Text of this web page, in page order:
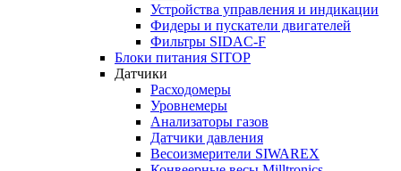
Устройства управления и индикации
Фидеры и пускатели двигателей
Фильтры SIDAC-F
Блоки питания SITOP
Датчики
Расходомеры
Уровнемеры
Анализаторы газов
Датчики давления
Весоизмерители SIWAREX